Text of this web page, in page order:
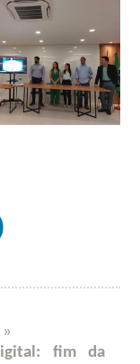
fim da